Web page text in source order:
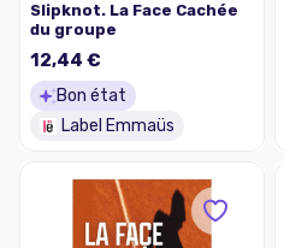
Slipknot. La Face Cachée
du groupe
12,44 €
Bon état
Label Emmaüs